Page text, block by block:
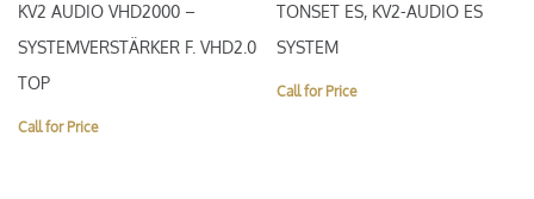
KV2 AUDIO VHD2000 –
SYSTEMVERSTÄRKER F. VHD2.0
TOP
Call for Price
TONSET ES, KV2-AUDIO ES
SYSTEM
Call for Price